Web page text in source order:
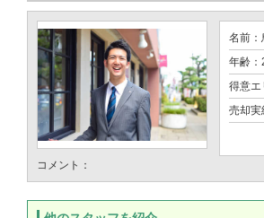
コメント：
名前：
年齢
得意エ
売却